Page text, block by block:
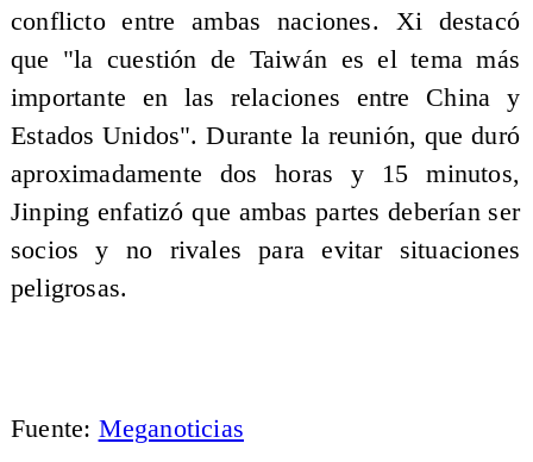
conflicto entre ambas naciones. Xi destacó
que "la cuestión de Taiwán es el tema más
importante en las relaciones entre China y
Estados Unidos". Durante la reunión, que duró
aproximadamente dos horas y 15 minutos,
Jinping enfatizó que ambas partes deberían ser
socios y no rivales para evitar situaciones
peligrosas.
Fuente: Meganoticias